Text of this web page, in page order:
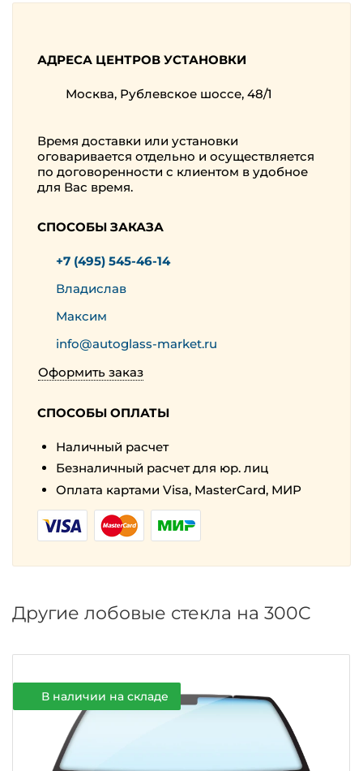
АДРЕСА ЦЕНТРОВ УСТАНОВКИ
Москва, Рублевское шоссе, 48/1
Время доставки или установки
оговаривается отдельно и осуществляется
по договоренности с клиентом в удобное
для Вас время.
СПОСОБЫ ЗАКАЗА
+7 (495) 545-46-14
Владислав
Максим
info@autoglass-market.ru
Оформить заказ
СПОСОБЫ ОПЛАТЫ
Наличный расчет
Безналичный расчет для юр. лиц
Оплата картами Visa, MasterCard, МИР
Другие лобовые стекла на 300C
В наличии на складе